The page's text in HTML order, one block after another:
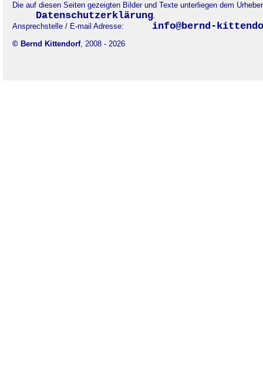
Die auf diesen Seiten gezeigten Bilder und Texte unterliegen dem
Datenschutzerklärung.
Ansprechstelle / E-mail Adresse:
info@bernd-
© Bernd Kittendorf, 2008 - 2026